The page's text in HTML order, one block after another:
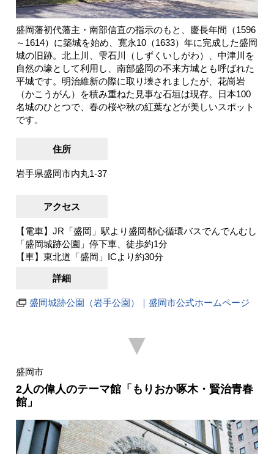
盛岡藩初代藩主・南部信直の指示のもと、慶長年間（1596
～1614）に築城を始め、寛永10（1633）年に完成した盛岡
城の旧跡。北上川、雫石川（しずくいしがわ）、中津川を
自然の壕として利用し、南部盛岡の不来方城とも呼ばれた
平城です。明治維新の際に取り壊されましたが、花崗岩
（かこうがん）を積み重ねた見事な石垣は現存。日本100
名城のひとつで、春の桜や秋の紅葉などが美しいスポット
です。
住所
岩手県盛岡市内丸1-37
アクセス
【電車】JR「盛岡」駅より盛岡都心循環バスでんでんむし
「盛岡城跡公園」停下車、徒歩約1分
【車】東北道「盛岡」ICより約30分
詳細
盛岡城跡公園（岩手公園）｜盛岡市公式ホームページ
▼
盛岡市
2人の偉人のテーマ館「もりおか啄木・賢治青春
館」